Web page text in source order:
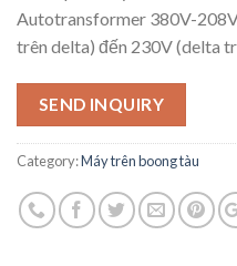
Autotransformer 380V-
trên delta) đến 230V (delta
SEND INQUIRY
Category:Máy trên boong tàu